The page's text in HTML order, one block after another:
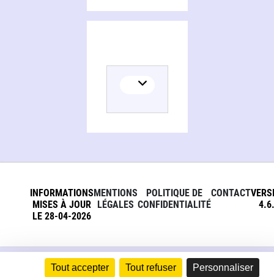
Tout accepter Tout refuser Personnaliser
INFORMATIONS
MISES À JOUR
LE 28-04-2026
MENTIONS
LÉGALES
POLITIQUE DE
CONFIDENTIALITÉ
CONTACT